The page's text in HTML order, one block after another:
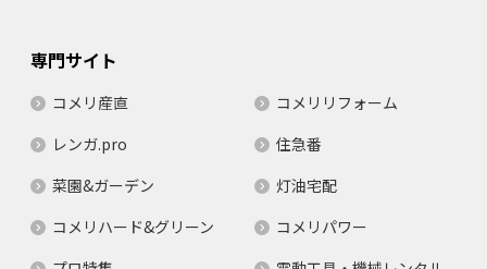
専門サイト
コメリ産直
コメリリフォーム
レンガ.pro
住急番
菜園&ガーデン
灯油宅配
コメリハード&グリーン
コメリパワー